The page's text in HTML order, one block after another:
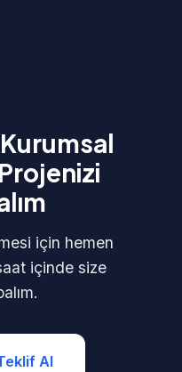
için hemen
içinde size
Al